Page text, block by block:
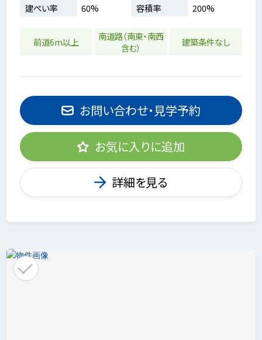
建ぺい率 60% 容積率 200%
前道6m以上
南道路（南東・南西
含む）
建築条件なし
お問い合わせ・見学予約
お気に入りに追加
詳細を見る